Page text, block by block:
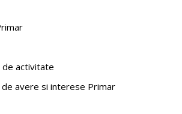
de activitate
de avere si interese Primar